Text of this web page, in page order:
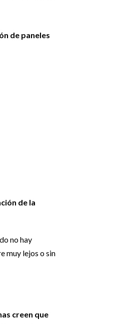
de paneles
de la
no hay
muy lejos o sin
creen que